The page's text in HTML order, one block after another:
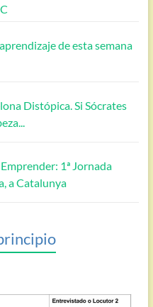
de esta semana
Distópica. Si Sócrates
1ª Jornada
a Catalunya